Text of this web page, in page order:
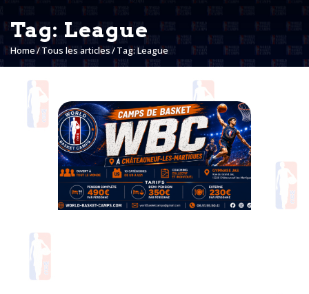
Tag: League
Home Tous les articles Tag: League
Actualités
MY COACH
Shop
Contacts